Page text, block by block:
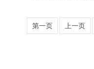
第一页 上一页